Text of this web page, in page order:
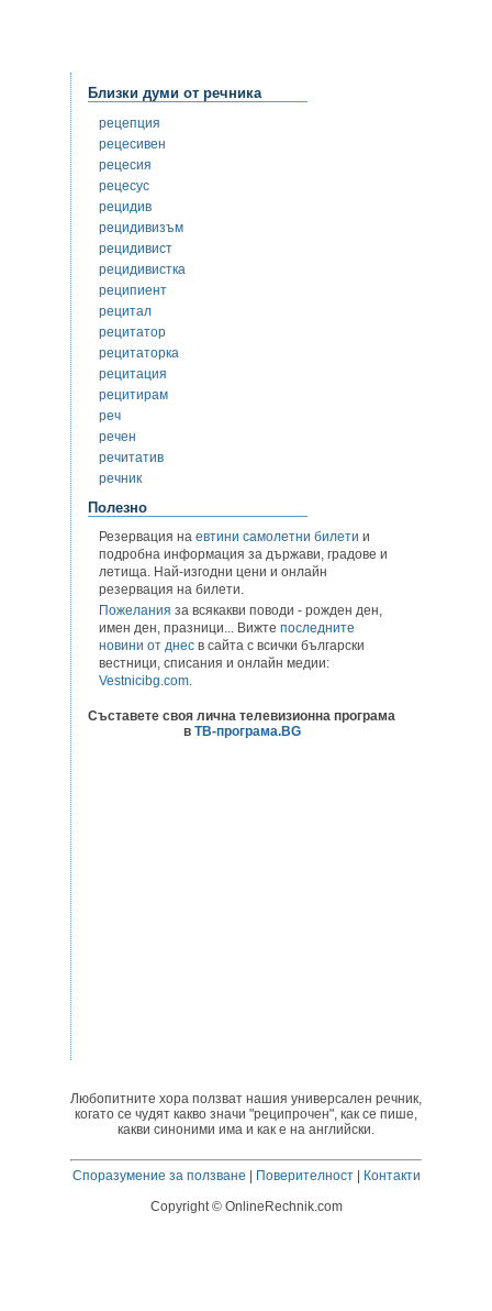
Близки думи от речника
рецепция
рецесивен
рецесия
рецесус
рецидив
рецидивизъм
рецидивист
рецидивистка
реципиент
рецитал
рецитатор
рецитаторка
рецитация
рецитирам
реч
речен
речитатив
речник
Полезно
Резервация на евтини самолетни билети и
подробна информация за държави, градове и
летища. Най-изгодни цени и онлайн
резервация на билети.
Пожелания за всякакви поводи - рожден ден,
имен ден, празници... Вижте последните
новини от днес в сайта с всички български
вестници, списания и онлайн медии:
Vestnicibg.com.
Съставете своя лична телевизионна програма
в ТВ-програма.BG
Любопитните хора ползват нашия универсален речник,
когато се чудят какво значи "реципрочен", как се пише,
какви синоними има и как е на английски.
Споразумение за ползване Поверителност|
Контакти
Copyright © OnlineRechnik.com